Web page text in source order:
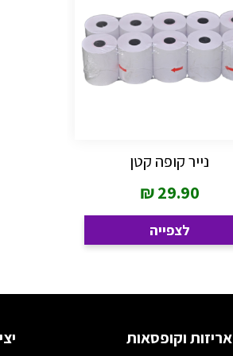
נייר קופה קטן
29.90
₪
לצפייה
אריזות וקופסאות